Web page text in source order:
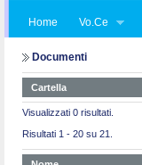
Home Vo.Ce
Documenti
Cartella
Visualizzati 0 risultati.
Risultati 1 - 20 su 21.